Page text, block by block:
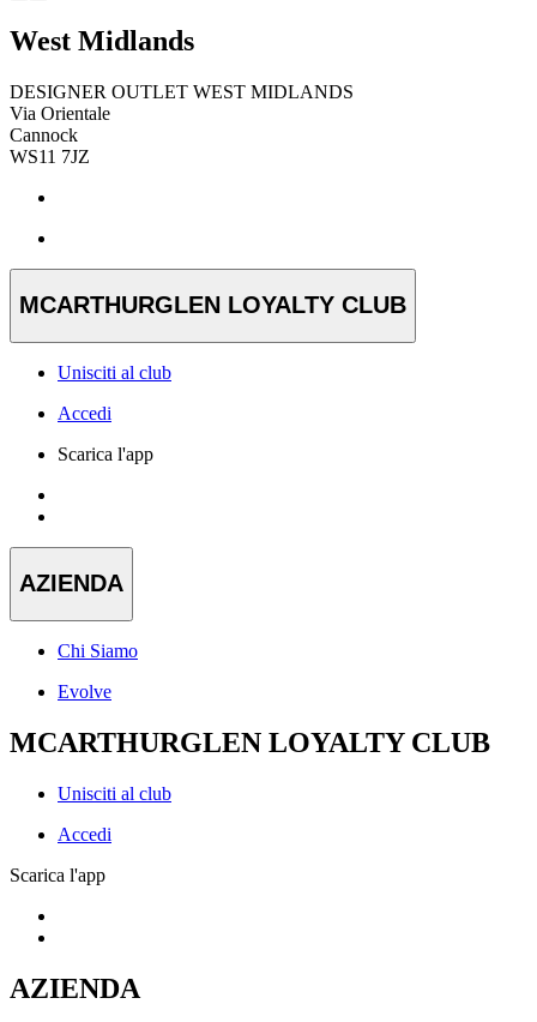
West Midlands
DESIGNER OUTLET WEST MIDLANDS
Via Orientale
Cannock
WS11 7JZ
MCARTHURGLEN LOYALTY CLUB
Unisciti al club
Accedi
Scarica l'app
AZIENDA
Chi Siamo
Evolve
MCARTHURGLEN LOYALTY CLUB
Unisciti al club
Accedi
Scarica l'app
AZIENDA